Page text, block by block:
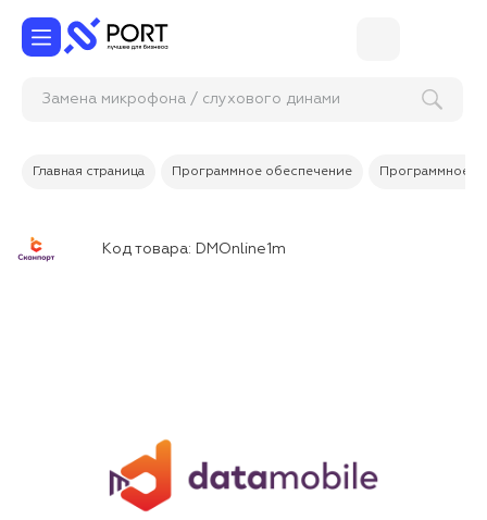
Замена микрофона / слухового ди
Главная страница Программное обеспечение Программное
Код товара: DMOnline1m